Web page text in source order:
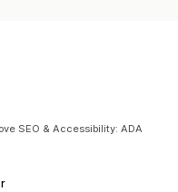
SEO & Accessibility: ADA